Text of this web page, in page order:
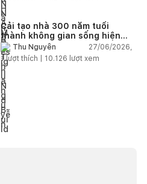
Cải tạo nhà 300 năm tuổi
thành không gian sống hiện
đại giữa thiên nhiên
Thu Nguyễn
27/06/2026,
1lượt thích | 10.126 lượt xem